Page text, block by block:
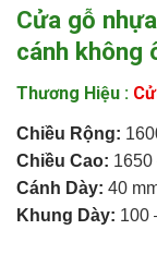
Cửa gỗ
cánh không
Thương Hiệu :
Chiều Rộng:
Chiều Cao: 1650
Cánh Dày: 40
Khung Dày: 100